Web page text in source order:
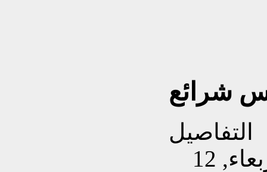
شرائع
التفاصيل
تم إنشاءه بتاريخ الأربعاء, 12